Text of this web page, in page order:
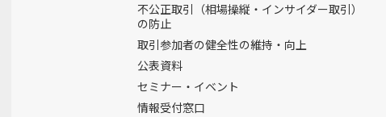
不公正取引（相場操縦・インサイダー取引）
の防止
取引参加者の健全性の維持・向上
公表資料
セミナー・イベント
情報受付窓口